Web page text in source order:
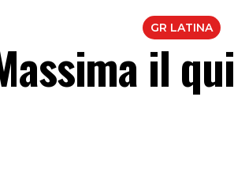
GR LATINA
il